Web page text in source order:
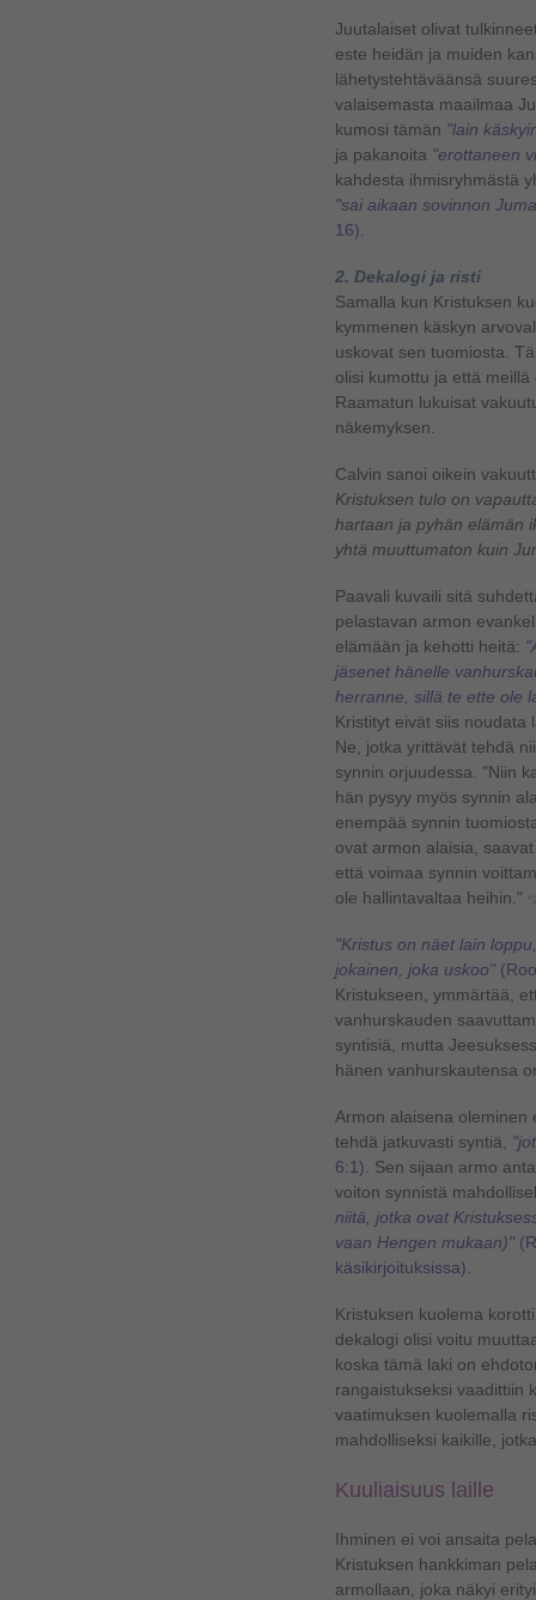
Juutalaiset olivat
este heidän ja muiden
lähetystehtäväänsä
valaisemasta maailmaa
kumosi tämän "lain
ja pakanoita "erottaneen
kahdesta ihmisryhmästä
"sai aikaan sovinnon
16)
2. Dekalogi ja risti
Samalla kun Kristuksen
kymmenen käskyn
uskovat sen tuomiosta.
olisi kumottu ja että
Raamatun lukuisat
näkemyksen.
Calvin sanoi oikein
Kristuksen tulo on
hartaan ja pyhän elämän
yhtä muuttumaton kuin
Paavali kuvaili sitä
pelastavan armon
elämään ja kehotti heitä:
jäsenet hänelle
herranne, sillä te ette ole
Kristityt eivät siis noudata
Ne, jotka yrittävät tehdä
synnin orjuudessa. "Niin
hän pysyy myös synnin
enempää synnin
ovat armon alaisia,
että voimaa synnin
ole hallintavaltaa heihin."
"Kristus on näet lain
jokainen, joka uskoo"
Kristukseen, ymmärtää,
vanhurskauden
syntisiä, mutta
hänen vanhurskautensa
Armon alaisena oleminen
tehdä jatkuvasti syntiä,
6:1) . Sen sijaan armo
voiton synnistä
niitä, jotka ovat
vaan Hengen mukaan)"
käsikirjoituksissa)
Kristuksen kuolema
dekalogi olisi voitu
koska tämä laki on
rangaistukseksi vaadittiin
vaatimuksen kuolemalla
mahdolliseksi kaikille,
Kuuliaisuus laille
Ihminen ei voi ansaita
Kristuksen hankkiman
armollaan, joka näkyi